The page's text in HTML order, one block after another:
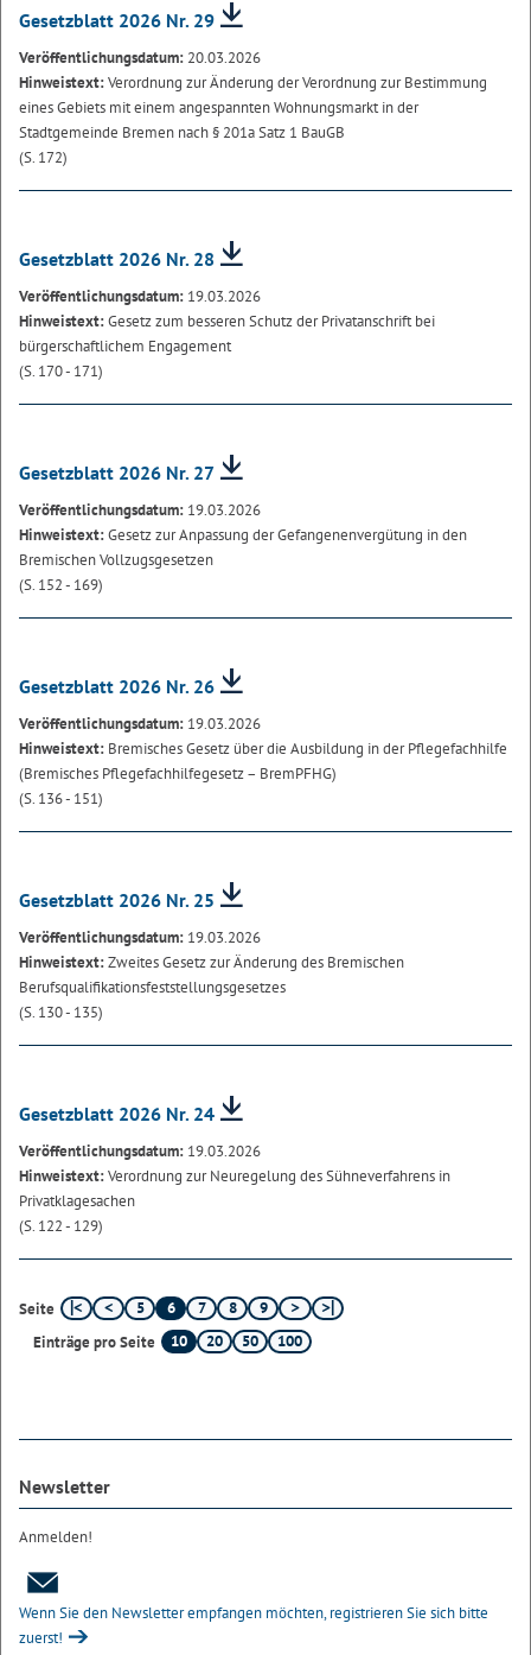
Gesetzblatt 2026 Nr. 29
Veröffentlichungsdatum: 20.03.2026
Hinweistext:Verordnung zur Änderung der Verordnung zur Bestimmung
eines Gebiets mit einem angespannten Wohnungsmarkt in der
Stadtgemeinde Bremen nach § 201a Satz 1 BauGB
(S. 172)
Gesetzblatt 2026 Nr. 28
Veröffentlichungsdatum: 19.03.2026
Hinweistext:Gesetz zum besseren Schutz der Privatanschrift bei
bürgerschaftlichem Engagement
(S. 170 - 171)
Gesetzblatt 2026 Nr. 27
Veröffentlichungsdatum: 19.03.2026
Hinweistext:Gesetz zur Anpassung der Gefangenenvergütung in den
Bremischen Vollzugsgesetzen
(S. 152 - 169)
Gesetzblatt 2026 Nr. 26
Veröffentlichungsdatum: 19.03.2026
Hinweistext: Bremisches Gesetz über die Ausbildung in der Pflegefachhilfe
(Bremisches Pflegefachhilfegesetz – BremPFHG)
(S. 136 - 151)
Gesetzblatt 2026 Nr. 25
Veröffentlichungsdatum: 19.03.2026
Hinweistext:Zweites Gesetz zur Änderung des Bremischen
Berufsqualifikationsfeststellungsgesetzes
(S. 130 - 135)
Gesetzblatt 2026 Nr. 24
Veröffentlichungsdatum: 19.03.2026
Hinweistext:Verordnung zur Neuregelung des Sühneverfahrens in
Privatklagesachen
(S. 122 - 129)
Seite 5 6 7 8
9
Einträge pro Seite
10 20 50 100
Newsletter
Anmelden!
Wenn Sie den Newsletter empfangen möchten, registrieren Sie sich bitte
zuerst!